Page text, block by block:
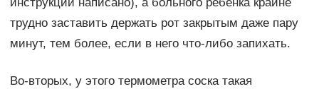
инструкции написано), а больного ребёнка крайне
трудно заставить держать рот закрытым даже пару
минут, тем более, если в него что-либо запихать.
Во-вторых, у этого термометра соска такая